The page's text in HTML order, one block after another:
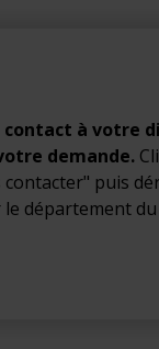
à votre
demande.
puis
département